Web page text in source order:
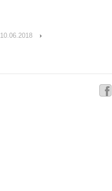
10.06.2018 ›